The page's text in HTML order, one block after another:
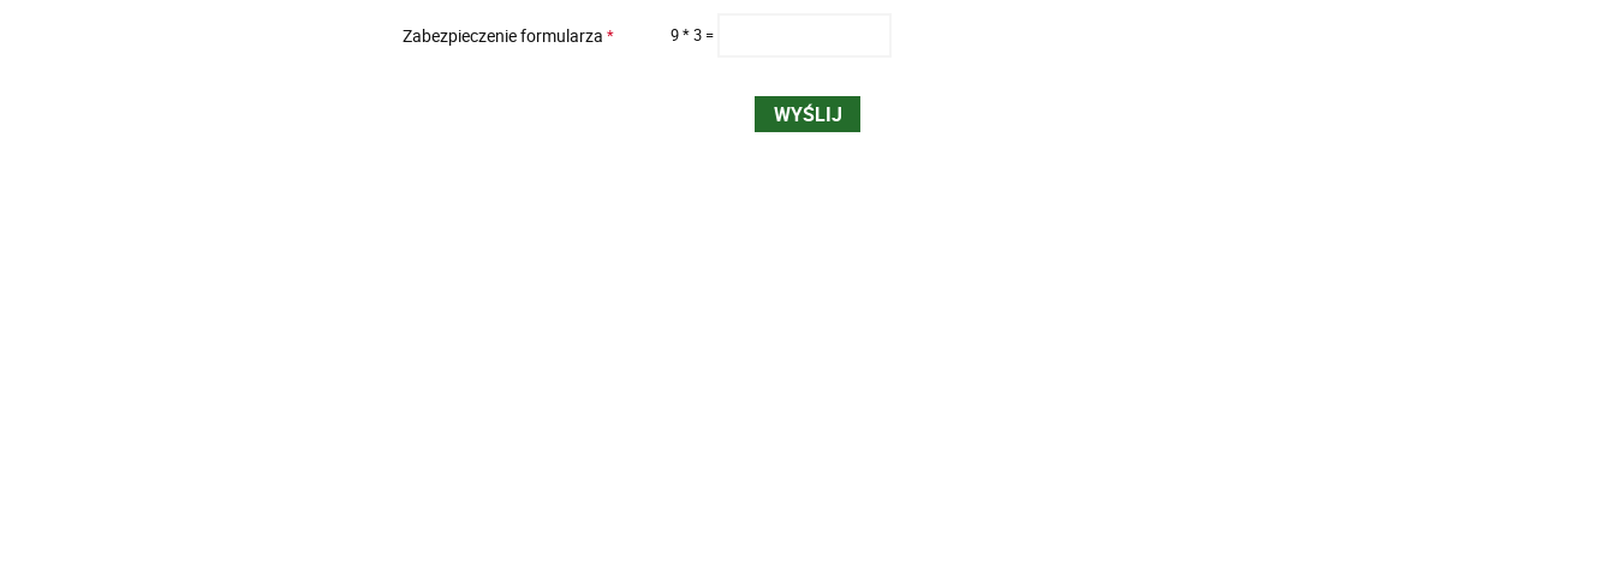
Zabezpieczenie formularza * 9 * 3 =